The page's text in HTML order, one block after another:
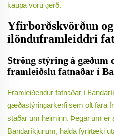
kaupa voru gerð.
Yfirborðskvörðun
ílönduframleiddri
Ströng stýring á gæðum
framleiðslu fatnaðar í
Framleiðendur fatnaðar í
gæðastýringarkerfi sem oft fara
staðar um heiminn. Þegar um er
Bandaríkjunum, halda fyrirtæki